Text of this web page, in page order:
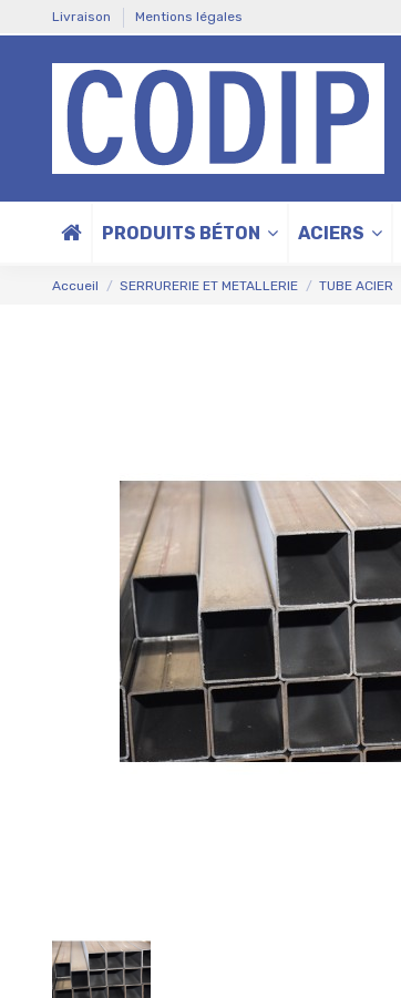
Livraison Mentions légales
PRODUITS BÉTON ACIERS
Accueil SERRURERIE ET METALLERIE TUBE ACIER